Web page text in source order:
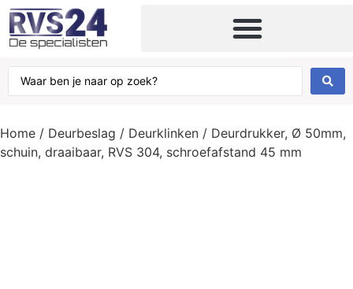
Home / Deurbeslag / Deurklinken / Deurdrukker, Ø 50mm,
schuin, draaibaar, RVS 304, schroefafstand 45 mm